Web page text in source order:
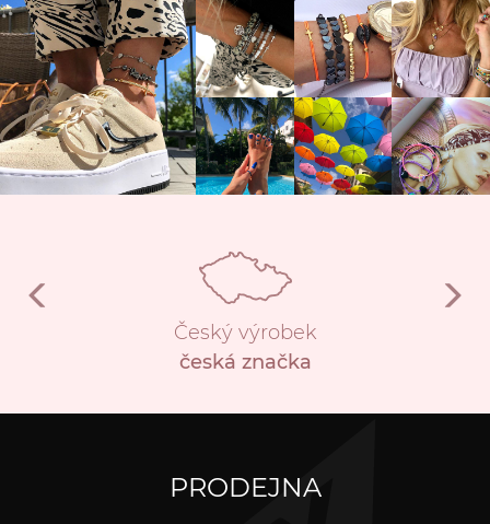
Český výrobek
česká značka
PRODEJNA